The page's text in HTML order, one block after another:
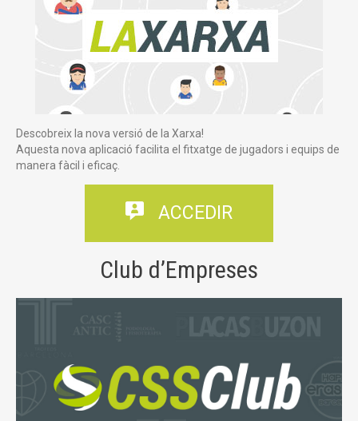
Descobreix la nova versió de la Xarxa!
Aquesta nova aplicació facilita el fitxatge de jugadors i equips de
manera fàcil i eficaç.
 ACCEDIR
Club d’Empreses